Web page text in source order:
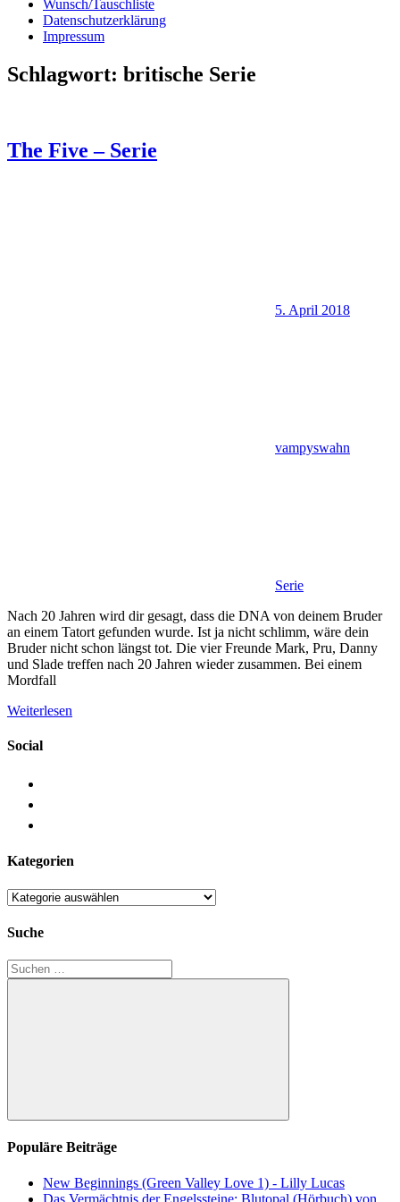
Wunsch/Tauschliste
Datenschutzerklärung
Impressum
Schlagwort: britische Serie
The Five – Serie
5. April 2018
vampyswahn
Serie
Nach 20 Jahren wird dir gesagt, dass die DNA von deinem Bruder
an einem Tatort gefunden wurde. Ist ja nicht schlimm, wäre dein
Bruder nicht schon längst tot. Die vier Freunde Mark, Pru, Danny
und Slade treffen nach 20 Jahren wieder zusammen. Bei einem
Mordfall
Weiterlesen
Social
Kategorien
Kategorien
Suche
Suchen
nach:
Suchen
Populäre Beiträge
New Beginnings (Green Valley Love 1) - Lilly Lucas
Das Vermächtnis der Engelssteine: Blutopal (Hörbuch) von